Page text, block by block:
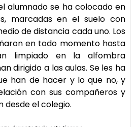
alumnado se ha colocado en
marcadas en el suelo con
de distancia cada uno. Los
en todo momento hasta
limpiado en la alfombra
dirigido a las aulas. Se les ha
han de hacer y lo que no, y
con sus compañeros y
desde el colegio.